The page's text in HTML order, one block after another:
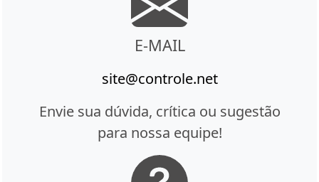
E-MAIL
site@controle.net
Envie sua dúvida, crítica ou sugestão
para nossa equipe!